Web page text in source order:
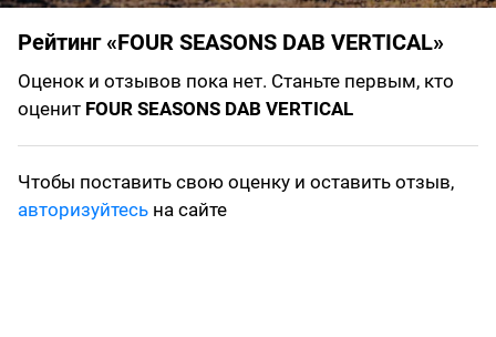
Рейтинг «FOUR SEASONS DAB VERTICAL»
Оценок и отзывов пока нет. Станьте первым, кто
оценит FOUR SEASONS DAB VERTICAL
Чтобы поставить свою оценку и оставить отзыв,
авторизуйтесь на сайте